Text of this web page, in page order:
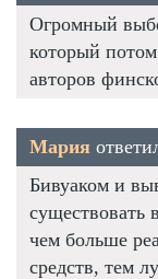
Огромный
который
авторов
Мария
Бивуаком и
существовать
чем больше
средств, тем